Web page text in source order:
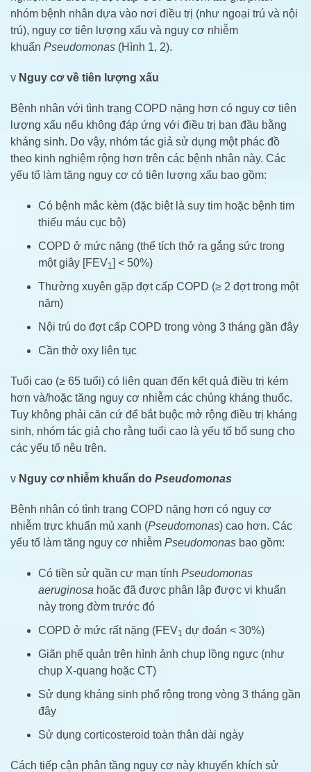
nhóm bệnh nhân dựa vào nơi điều trị (như ngoại trú và nội
trú), nguy cơ tiên lượng xấu và nguy cơ nhiễm
khuẩn Pseudomonas (Hình 1, 2).
v Nguy cơ về tiên lượng xấu
Bệnh nhân với tình trạng COPD nặng hơn có nguy cơ tiên
lượng xấu nếu không đáp ứng với điều trị ban đầu bằng
kháng sinh. Do vậy, nhóm tác giả sử dụng một phác đồ
theo kinh nghiệm rộng hơn trên các bệnh nhân này. Các
yếu tố làm tăng nguy cơ có tiên lượng xấu bao gồm:
Có bệnh mắc kèm (đặc biệt là suy tim hoặc bệnh tim
thiếu máu cục bộ)
COPD ở mức nặng (thể tích thở ra gắng sức trong
một giây [FEV1 ] < 50%)
Thường xuyên gặp đợt cấp COPD (≥ 2 đợt trong một
năm)
Nội trú do đợt cấp COPD trong vòng 3 tháng gần đây
Cần thở oxy liên tục
Tuổi cao (≥ 65 tuổi) có liên quan đến kết quả điều trị kém
hơn và/hoặc tăng nguy cơ nhiễm các chủng kháng thuốc.
Tuy không phải căn cứ để bắt buộc mở rộng điều trị kháng
sinh, nhóm tác giả cho rằng tuổi cao là yếu tố bổ sung cho
các yếu tố nêu trên.
v Nguy cơ nhiễm khuẩn do Pseudomonas
Bệnh nhân có tình trạng COPD nặng hơn có nguy cơ
nhiễm trực khuẩn mủ xanh (Pseudomonas) cao hơn. Các
yếu tố làm tăng nguy cơ nhiễm Pseudomonas bao gồm:
Có tiền sử quần cư mạn tính Pseudomonas
aeruginosa hoặc đã được phân lập được vi khuẩn
này trong đờm trước đó
COPD ở mức rất nặng (FEV1 dự đoán < 30%)
Giãn phế quản trên hình ảnh chụp lồng ngực (như
chụp X-quang hoặc CT)
Sử dụng kháng sinh phổ rộng trong vòng 3 tháng gần
đây
Sử dụng corticosteroid toàn thân dài ngày
Cách tiếp cận phân tầng nguy cơ này khuyến khích sử